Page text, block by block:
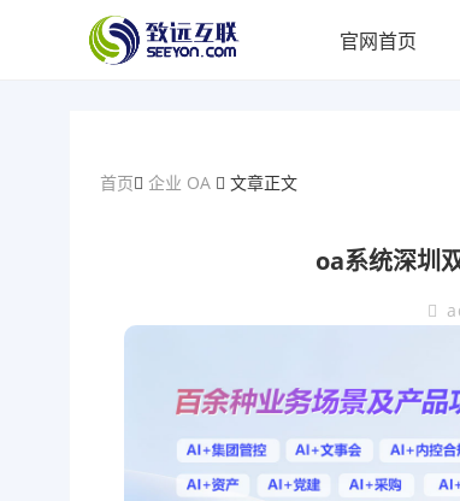
官网首页
首页 企业 OA 文章正文
oa系统深圳